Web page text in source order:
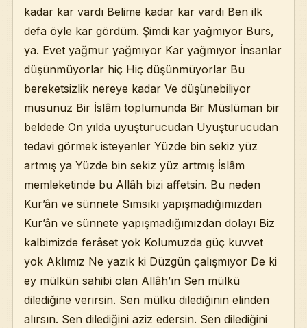
kadar kar vardı Belime kadar kar vardı Ben ilk
defa öyle kar gördüm. Şimdi kar yağmıyor Burs,
ya. Evet yağmur yağmıyor Kar yağmıyor İnsanlar
düşünmüyorlar hiç Hiç düşünmüyorlar Bu
bereketsizlik nereye kadar Ve düşünebiliyor
musunuz Bir İslâm toplumunda Bir Müslüman bir
beldede On yılda uyuşturucudan Uyuşturucudan
tedavi görmek isteyenler Yüzde bin sekiz yüz
artmış ya Yüzde bin sekiz yüz artmış İslâm
memleketinde bu Allâh bizi affetsin. Bu neden
Kur’ân ve sünnete Sımsıkı yapışmadığımızdan
Kur’ân ve sünnete yapışmadığımızdan dolayı Biz
kalbimizde ferâset yok Kolumuzda güç kuvvet
yok Aklımız Ne yazık ki Düzgün çalışmıyor De ki
ey mülkün sahibi olan Allâh’ın Sen mülkü
dilediğine verirsin. Sen mülkü dilediğinin elinden
alırsın. Sen dilediğini aziz edersin. Sen dilediğini